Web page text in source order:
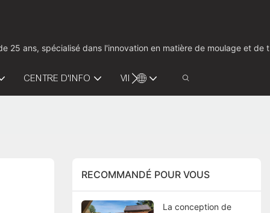
25 ans, spécialisé dans l'innovation en matière de moulage et de
CENTRE D'INFO VIDÉO CONTACTEZ-NOUS
RECOMMANDÉ POUR VOUS
La conception de